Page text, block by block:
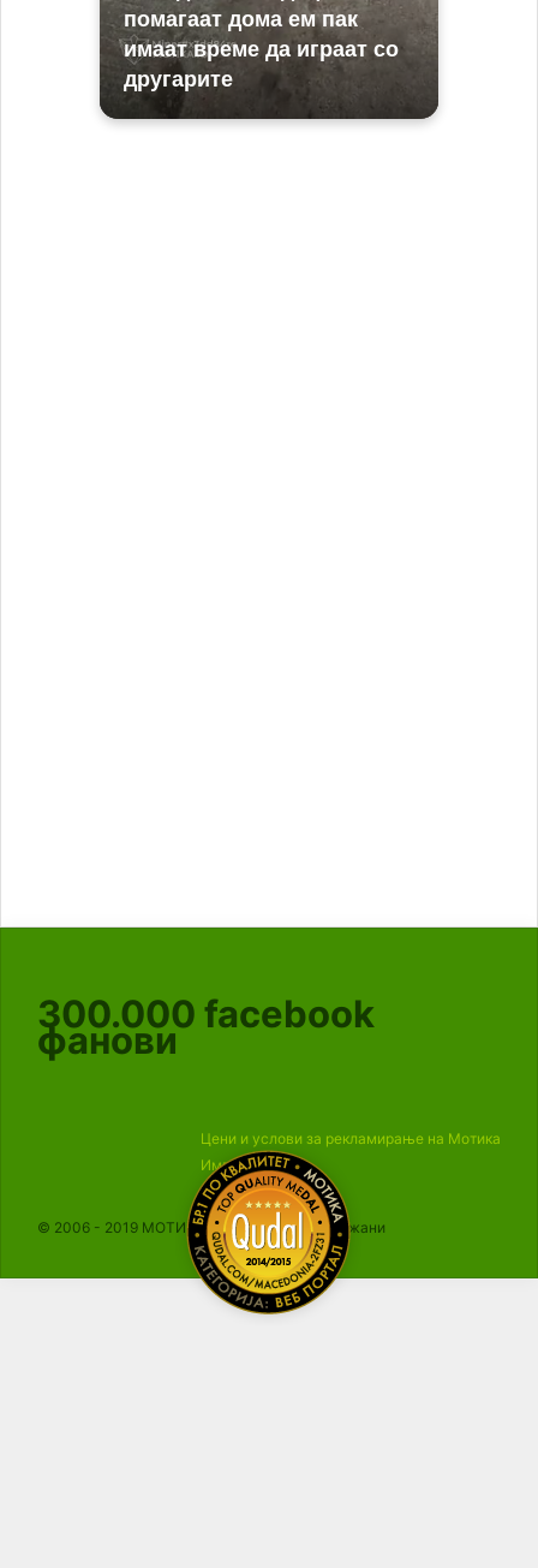
300.000 facebook
фанови
Цени и услови за рекламирање на Мотика
Импресум
© 2006 - 2019 МОТИКА, Сите права се задржани